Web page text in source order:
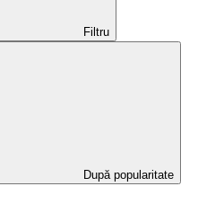
Filtru
După popularitate